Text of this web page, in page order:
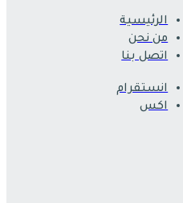
الرئيسية
من نحن
اتصل بنا
انستقرام
اكس